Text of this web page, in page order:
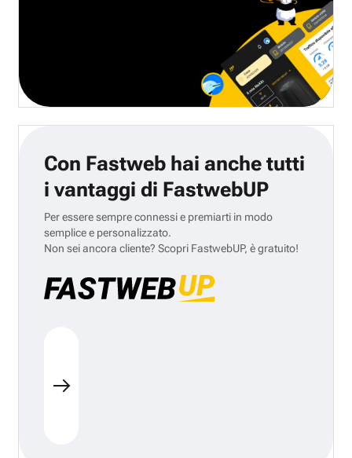
Con Fastweb hai anche tutti
i vantaggi di FastwebUP
Per essere sempre connessi e premiarti in modo
semplice e personalizzato.
Non sei ancora cliente? Scopri FastwebUP, è gratuito!